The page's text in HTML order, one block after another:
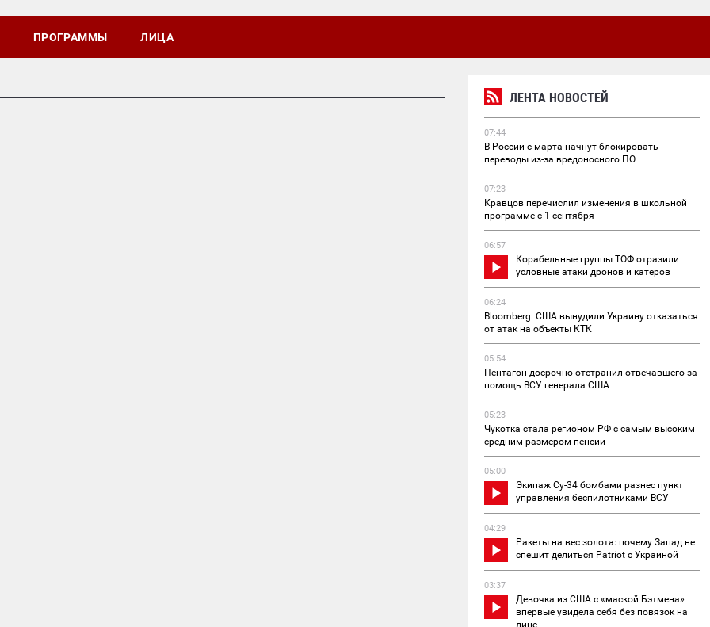
ПРОГРАММЫ ЛИЦА
ЛЕНТА НОВОСТЕЙ
07:44
В России с марта начнут блокировать
переводы из-за вредоносного ПО
07:23
Кравцов перечислил изменения в школьной
программе с 1 сентября
06:57
Корабельные группы ТОФ отразили
условные атаки дронов и катеров
06:24
Bloomberg: США вынудили Украину отказаться
от атак на объекты КТК
05:54
Пентагон досрочно отстранил отвечавшего за
помощь ВСУ генерала США
05:23
Чукотка стала регионом РФ с самым высоким
средним размером пенсии
05:00
Экипаж Су-34 бомбами разнес пункт
управления беспилотниками ВСУ
04:29
Ракеты на вес золота: почему Запад не
спешит делиться Patriot с Украиной
03:37
Девочка из США с «маской Бэтмена»
впервые увидела себя без повязок на
лице